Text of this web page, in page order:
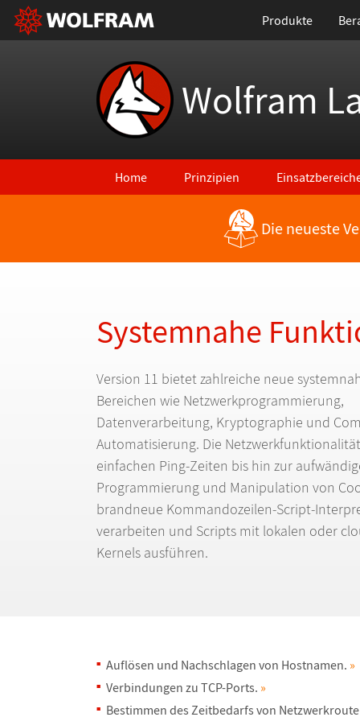
Produkte
Wolfram
Home Prinzipien
Zurück zu den neuesten FeaturesDie neueste
Systemnahe
Version 11 bietet zahlreiche neue
Bereichen wie Netzwerkprogrammierung,
Datenverarbeitung, Kryptographie und
Automatisierung. Die Netzwerkfunktionalitä
einfachen Ping-Zeiten bis hin zur aufwä
Programmierung und Manipulation von
brandneue Kommandozeilen-Script-
verarbeiten und Scripts mit lokalen oder
Kernels ausführen.
Auflösen und Nachschlagen von Hostnamen. »
Verbindungen zu TCP-Ports. »
Bestimmen des Zeitbedarfs von